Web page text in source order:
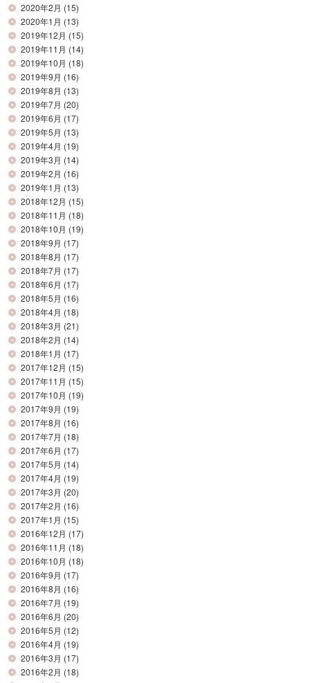
2020年2月 (15)
2020年1月 (13)
2019年12月 (15)
2019年11月 (14)
2019年10月 (18)
2019年9月 (16)
2019年8月 (13)
2019年7月 (20)
2019年6月 (17)
2019年5月 (13)
2019年4月 (19)
2019年3月 (14)
2019年2月 (16)
2019年1月 (13)
2018年12月 (15)
2018年11月 (18)
2018年10月 (19)
2018年9月 (17)
2018年8月 (17)
2018年7月 (17)
2018年6月 (17)
2018年5月 (16)
2018年4月 (18)
2018年3月 (21)
2018年2月 (14)
2018年1月 (17)
2017年12月 (15)
2017年11月 (15)
2017年10月 (19)
2017年9月 (19)
2017年8月 (16)
2017年7月 (18)
2017年6月 (17)
2017年5月 (14)
2017年4月 (19)
2017年3月 (20)
2017年2月 (16)
2017年1月 (15)
2016年12月 (17)
2016年11月 (18)
2016年10月 (18)
2016年9月 (17)
2016年8月 (16)
2016年7月 (19)
2016年6月 (20)
2016年5月 (12)
2016年4月 (19)
2016年3月 (17)
2016年2月 (18)